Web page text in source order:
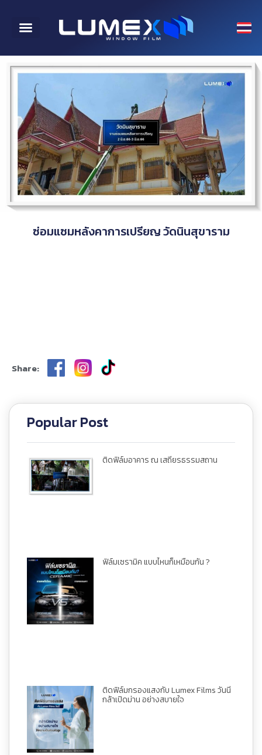
ซ่อมแซมหลังคาการเปรียญ วัดนินสุขาราม
Share:
Popular Post
ติดฟิล์มอาคาร ณ เสถียรธรรมสถาน
ฟิล์มเซรามิค แบบไหนก็เหมือนกัน ?
ติดฟิล์มกรองแสงกับ Lumex Films วันนี้
กล้าเปิดม่าน อย่างสบายใจ